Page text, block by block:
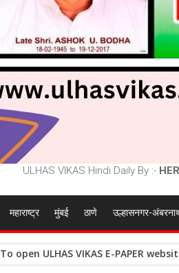
ULHAS VIKAS Hindi Daily By :-
महाराष्ट्र मुंबई ठाणे उल्हासनगर-
To open ULHAS VIKAS E-PAPER